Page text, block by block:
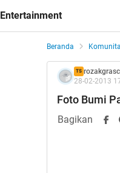
Entertainment
Beranda
TS rozakgrasc
28-02-2013
Foto Bumi
Bagikan